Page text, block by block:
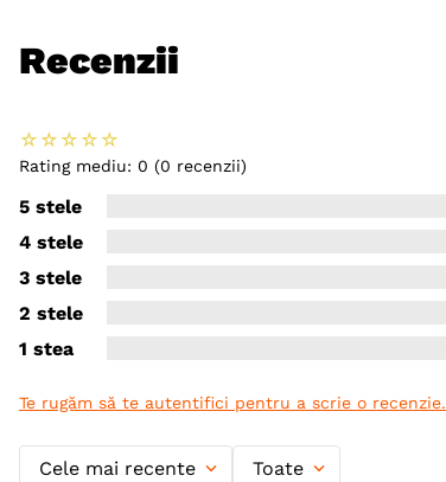
Recenzii
☆ ☆ ☆ ☆ ☆
Rating mediu: 0 (0 recenzii)
5 stele
4 stele
3 stele
2 stele
1 stea
Te rugăm să te autentifici pentru a scrie o recenzie.
Cele mai recente Toate